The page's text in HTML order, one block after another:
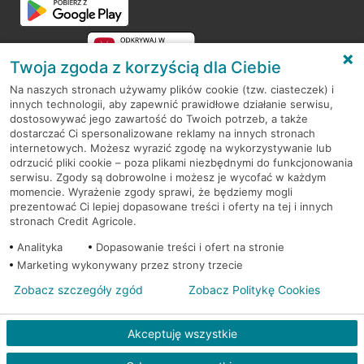
RODO
Regulamin serwisu
Mapa serwisu
PolitykaCookies
© 2026 Credit Agricole Bank Polska S.A. Wszelkie prawa zastrzeżone
Twoja zgoda z korzyścią dla Ciebie
Na naszych stronach używamy plików cookie (tzw. ciasteczek) i
innych technologii, aby zapewnić prawidłowe działanie serwisu,
dostosowywać jego zawartość do Twoich potrzeb, a także
dostarczać Ci spersonalizowane reklamy na innych stronach
internetowych. Możesz wyrazić zgodę na wykorzystywanie lub
odrzucić pliki cookie – poza plikami niezbędnymi do funkcjonowania
serwisu. Zgody są dobrowolne i możesz je wycofać w każdym
momencie. Wyrażenie zgody sprawi, że będziemy mogli
prezentować Ci lepiej dopasowane treści i oferty na tej i innych
stronach Credit Agricole.
Analityka
Dopasowanie treści i ofert na stronie
Marketing wykonywany przez strony trzecie
Akceptuję wszystkie
Zobacz szczegóły zgód Zobacz Politykę Cookies